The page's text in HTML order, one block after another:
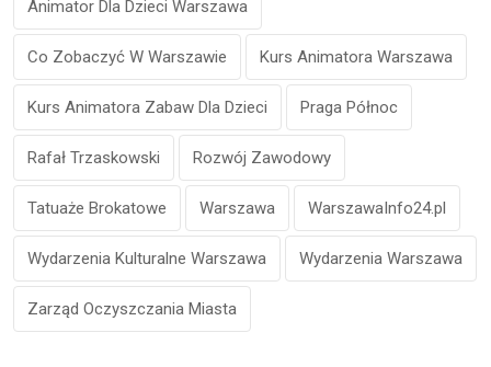
Animator Dla Dzieci Warszawa
Co Zobaczyć W Warszawie Kurs Animatora Warszawa
Kurs Animatora Zabaw Dla Dzieci Praga Północ
Rafał Trzaskowski Rozwój Zawodowy
Tatuaże Brokatowe Warszawa WarszawaInfo24.pl
Wydarzenia Kulturalne Warszawa Wydarzenia Warszawa
Zarząd Oczyszczania Miasta